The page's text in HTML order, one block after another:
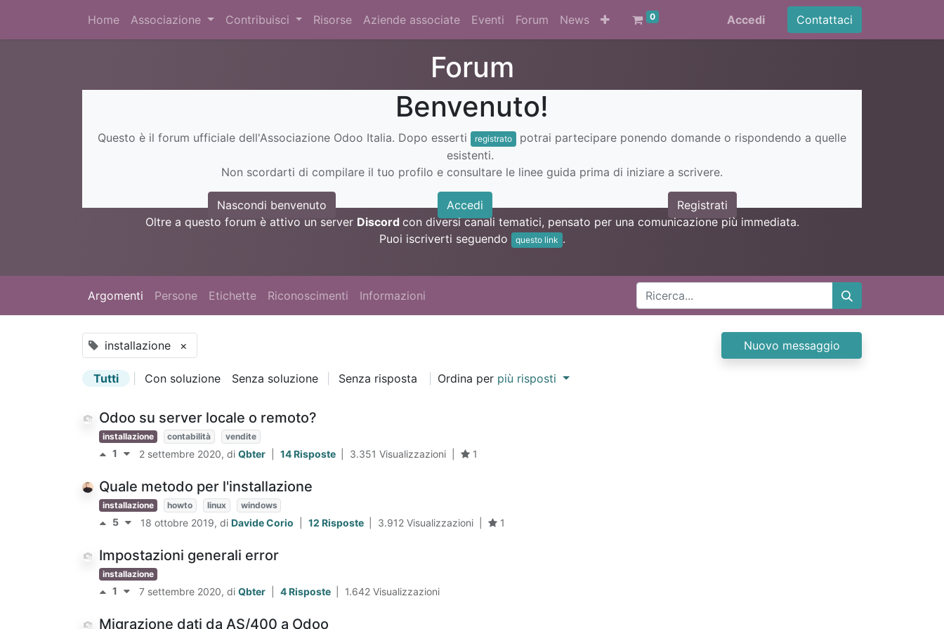
Home Associazione Contribuisci Risorse Aziende associate Eventi Forum News 0 Accedi Contattaci
Forum
Benvenuto!
Questo è il forum ufficiale dell'Associazione Odoo Italia. Dopo esserti registrato
potrai partecipare ponendo domande o rispondendo a quelle
esistenti.
Non scordarti di compilare il tuo profilo e consultare le linee guida prima di iniziare a scrivere.
Nascondi benvenuto Accedi
Registrati
Oltre a questo forum è attivo un server Discord con diversi canali tematici, pensato per una comunicazione più immediata.
Puoi iscriverti seguendo
questo link .
Argomenti Persone Etichette Riconoscimenti Informazioni
installazione × Nuovo messaggio
Tutti Con soluzione Senza soluzione Senza risposta Ordina per più risposti
Odoo su server locale o remoto?
installazione contabilità vendite
1 2 settembre 2020, di Qbter 14 Risposte 3.351 Visualizzazioni 1
Quale metodo per l'installazione
installazione howto linux windows
5 18 ottobre 2019, di Davide Corio 12 Risposte 3.912 Visualizzazioni 1
Impostazioni generali error
installazione
1 7 settembre 2020, di Qbter 4 Risposte 1.642 Visualizzazioni
Migrazione dati da AS/400 a Odoo